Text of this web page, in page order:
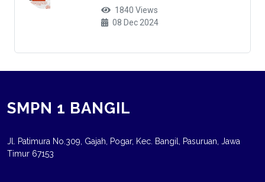
1840 Views
08 Dec 2024
SMPN 1 BANGIL
Jl. Patimura No.309, Gajah, Pogar, Kec. Bangil, Pasuruan, Jawa
Timur 67153